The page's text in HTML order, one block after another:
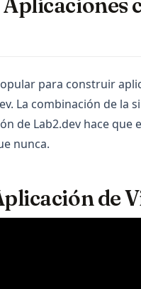
para construir
La combinación de la
de Lab2.dev hace que
nunca.
de